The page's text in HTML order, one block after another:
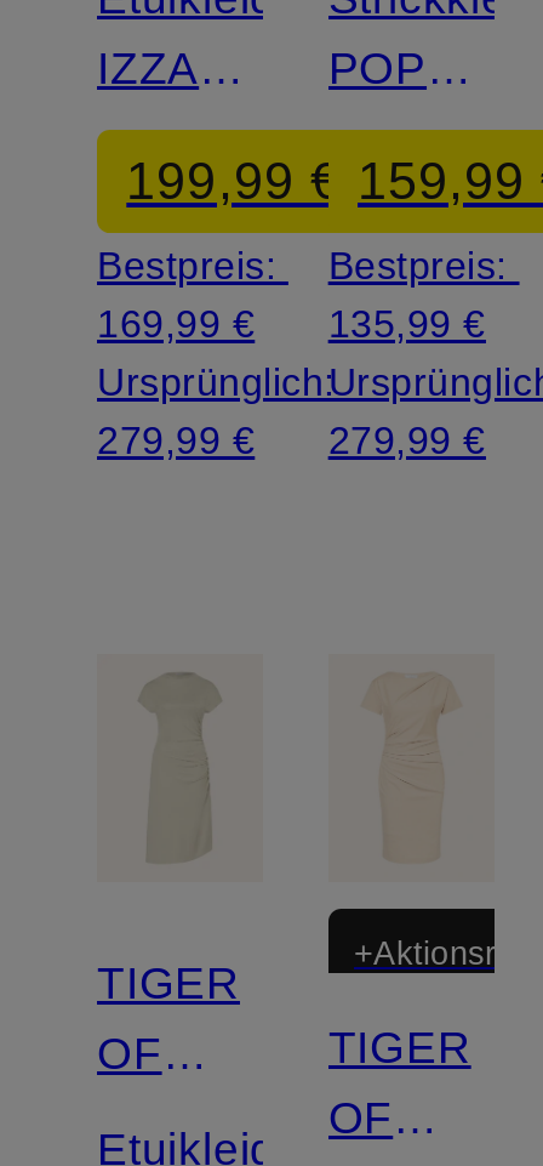
IZZA
mit 3/4-
Arm
199,99 €
Bestpreis:
169,99 €
Ursprünglich:
279,99 €
POPPIE
mit
159,99
Bestpreis:
135,99 €
279,99 €
TIGER
OF
SWEDEN
Etuikleid
TIGER
OF